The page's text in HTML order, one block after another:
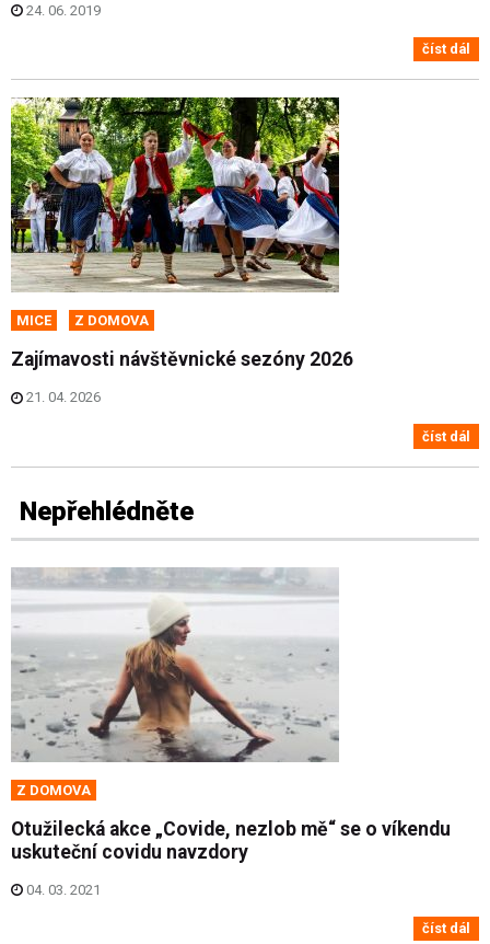
24. 06. 2019
číst dál
MICE Z DOMOVA
Zajímavosti návštěvnické sezóny 2026
21. 04. 2026
číst dál
Nepřehlédněte
Z DOMOVA
Otužilecká akce „Covide, nezlob mě“ se o víkendu
uskuteční covidu navzdory
04. 03. 2021
číst dál